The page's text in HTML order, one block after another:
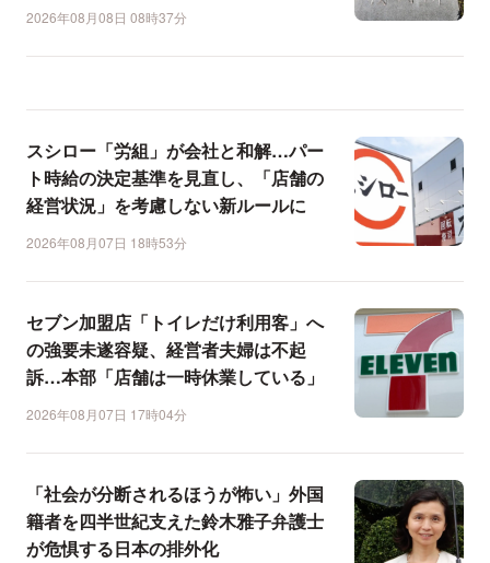
2026年08月08日 08時37分
スシロー「労組」が会社と和解…パー
ト時給の決定基準を見直し、「店舗の
経営状況」を考慮しない新ルールに
2026年08月07日 18時53分
セブン加盟店「トイレだけ利用客」へ
の強要未遂容疑、経営者夫婦は不起
訴…本部「店舗は一時休業している」
2026年08月07日 17時04分
「社会が分断されるほうが怖い」外国
籍者を四半世紀支えた鈴木雅子弁護士
が危惧する日本の排外化